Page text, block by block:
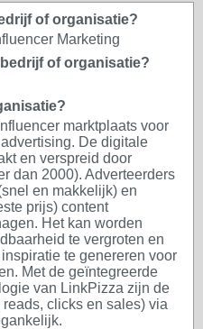
of organisatie?
Marketing
of organisatie?
marktplaats voor
De digitale
en verspreid door
dan 2000). Adverteerders
en makkelijk) en
prijs) content
Het kan worden
te vergroten en
te genereren voor
Met de geïntegreerde
van LinkPizza zijn de
clicks en sales) via